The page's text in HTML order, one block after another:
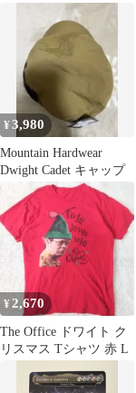
¥3,980
Mountain Hardwear
Dwight Cadet キャップ
¥2,670
The Office ドワイト ク
リスマス Tシャツ 赤 L